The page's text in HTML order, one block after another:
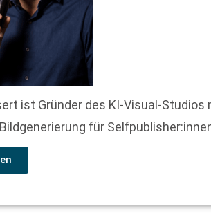
ist Gründer des KI-Visual-
für